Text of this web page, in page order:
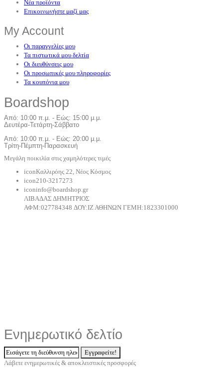
Νέα προϊόντα
Επικοινωνήστε μαζί μας
My Account
Οι παραγγελίες μου
Τα πιστωτικά μου δελτία
Οι διευθύνσεις μου
Οι προσωπικές μου πληροφορίες
Τα κουπόνια μου
Boardshop
Από: 10:00 π.μ. - Εώς: 15:00 μ.μ.
Δευτέρα-Τετάρτη-Σάββατο
Από: 10:00 π.μ. - Εώς: 20:00 μ.μ.
Τρίτη-Πέμπτη-Παρασκευή
Μεγάλη ποικιλία στις χαμηλότερες τιμές
iconΚαλλιρόης 22, Νέος Κόσμος
icon210-3217273
iconinfo@boardshop.gr
ΛΙΒΑΔΑΣ ΔΗΜΗΤΡΙΟΣ
ΑΦM:027784348 ΔΟΥ:ΙΖ ΑΘΗΝΩΝ ΓΕΜΗ:1823301000
Ενημερωτικό δελτίο
Εγγραφείτε!
Λάβετε ενημερωτικές & αποκλειστικές προσφορές